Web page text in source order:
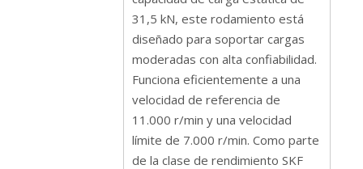
31,5 kN, este rodamiento está
diseñado para soportar cargas
moderadas con alta confiabilidad.
Funciona eficientemente a una
velocidad de referencia de
11.000 r/min y una velocidad
límite de 7.000 r/min. Como parte
de la clase de rendimiento SKF